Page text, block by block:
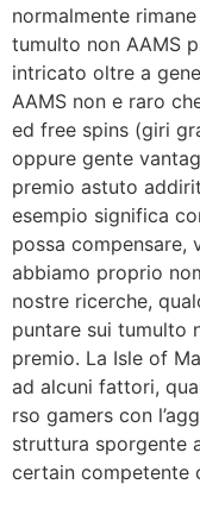
normalmente
tumulto non AAMS
intricato oltre a
AAMS non e raro
ed free spins (giri
oppure gente
premio astuto
esempio significa
possa compensare,
abbiamo proprio
nostre ricerche,
puntare sui tumulto
premio. La Isle of
ad alcuni fattori,
rso gamers con
struttura sporgente
certain competente